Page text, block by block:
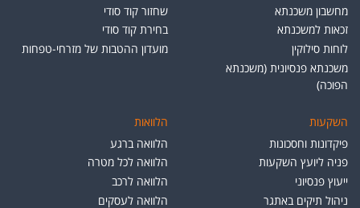
מחשבון משכנתא
זכאות למשכנתא
לוחות סילוקין
משכנתא פנסיונית (משכנתא
הפוכה)
שחזור קוד סודי
בחירת קוד סודי
מועדון ההטבות של מזרחי-טפחות
השקעות
פיקדונות וחסכונות
פניה ליועץ השקעות
ייעוץ פנסיוני
ניהול תיקים באתגר
הלוואות
הלוואה ברגע
הלוואה לכל מטרה
הלוואה לרכב
הלוואה לעסקים